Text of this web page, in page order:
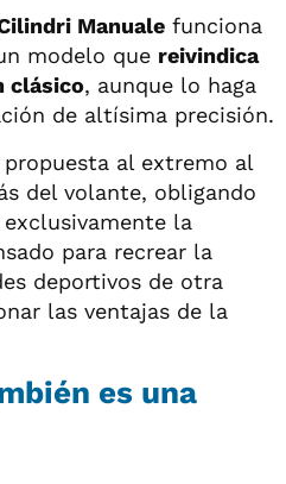
Manuale funciona
modelo que reivindica
clásico, aunque lo haga
de altísima precisión.
al extremo al
del volante, obligando
la
para recrear la
deportivos de otra
las ventajas de la
es una